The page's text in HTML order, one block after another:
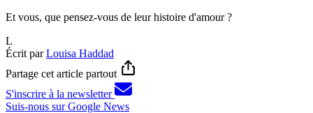
Et vous, que pensez-vous de leur histoire d'amour ?
L
Écrit parLouisa Haddad
Partage cet article partout
S'inscrire à la newsletter
Suis-nous sur Google News